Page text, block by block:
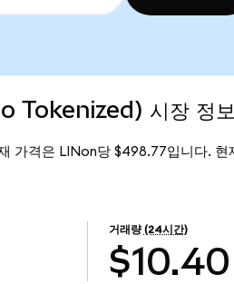
Tokenized) 시장 정보
가격은 LINon당 $498.77입니다.
거래량 (24시간)
$10.40